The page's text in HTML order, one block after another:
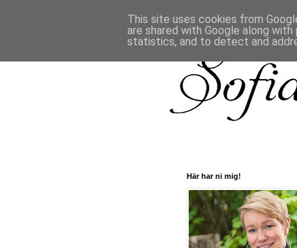
Här har ni mig!
This site uses cookies from
are shared with Google along
statistics, and to detect and